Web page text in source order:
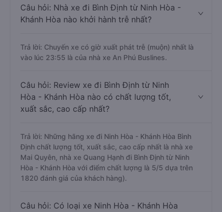
Câu hỏi: Nhà xe đi Bình Định từ Ninh Hòa -
Khánh Hòa nào khởi hành trễ nhất?
Trả lời: Chuyến xe có giờ xuất phát trễ (muộn) nhất là
vào lúc 23:55 là của nhà xe An Phú Buslines.
Câu hỏi: Review xe đi Bình Định từ Ninh
Hòa - Khánh Hòa nào có chất lượng tốt,
xuất sắc, cao cấp nhất?
Trả lời: Những hãng xe đi Ninh Hòa - Khánh Hòa Bình
Định chất lượng tốt, xuất sắc, cao cấp nhất là nhà xe
Mai Quyên, nhà xe Quang Hạnh đi Bình Định từ Ninh
Hòa - Khánh Hòa với điểm chất lượng là 5/5 dựa trên
1820 đánh giá của khách hàng).
Câu hỏi: Có loại xe Ninh Hòa - Khánh Hòa